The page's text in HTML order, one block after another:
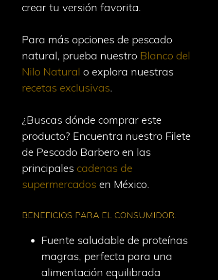
crear tu versión favorita.
Para más opciones de pescado
natural, prueba nuestro Blanco del
Nilo Natural o explora nuestras
recetas exclusivas.
¿Buscas dónde comprar este
producto? Encuentra nuestro Filete
de Pescado Barbero en las
principales cadenas de
supermercados en México.
BENEFICIOS PARA EL CONSUMIDOR:
Fuente saludable de proteínas
magras, perfecta para una
alimentación equilibrada